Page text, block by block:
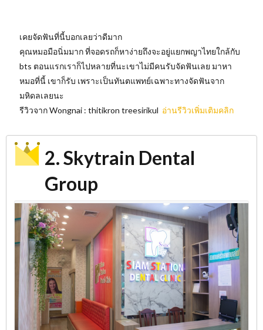
เคยจัดฟันที่นี้บอกเลยว่าดีมาก
คุณหมอมือนิ่มมาก ที่จอดรถก็หาง่ายถึงจะอยู่แยกพญาไทยใกล้กับ
bts ตอนแรกเราก็ไปหลายที่นะเขาไม่มีคนรับจัดฟันเลย มาหา
หมอที่นี้ เขาก็รับ เพราะเป็นทันตแพทย์เฉพาะทางจัดฟันจาก
มหิดลเลยนะ
รีวิวจาก Wongnai : thitikron treesirikul อ่านรีวิวเพิ่มเติมคลิก
2. Skytrain Dental
Group